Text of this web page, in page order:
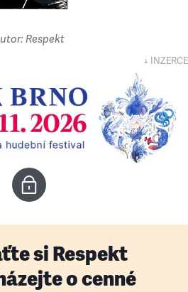
Respekt
↓ INZERCE
si Respekt
o cenné